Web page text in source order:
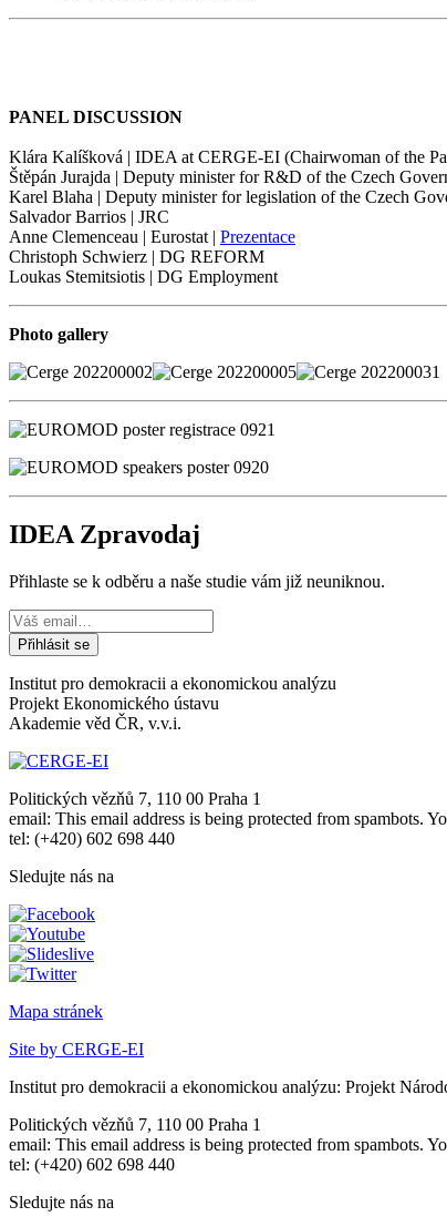
PANEL DISCUSSION
Klára Kalíšková | IDEA at CERGE-EI (Chairwoman of the
Štěpán Jurajda | Deputy minister for R&D of the Czech
Karel Blaha | Deputy minister for legislation of the Czech
Salvador Barrios | JRC
Anne Clemenceau | Eurostat | Prezentace
Christoph Schwierz | DG REFORM
Loukas Stemitsiotis | DG Employment
Photo gallery
IDEA Zpravodaj
Přihlaste se k odběru a naše studie vám již neuniknou.
Institut pro demokracii a ekonomickou analýzu
Projekt Ekonomického ústavu
Akademie věd ČR, v.v.i.
Politických vězňů 7, 110 00 Praha 1
email: This email address is being protected from spambots.
tel: (+420) 602 698 440
Sledujte nás na
Mapa stránek
Site by CERGE-EI
Institut pro demokracii a ekonomickou analýzu: Projekt
Politických vězňů 7, 110 00 Praha 1
email: This email address is being protected from spambots.
tel: (+420) 602 698 440
Sledujte nás na